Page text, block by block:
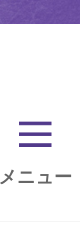
メニュー